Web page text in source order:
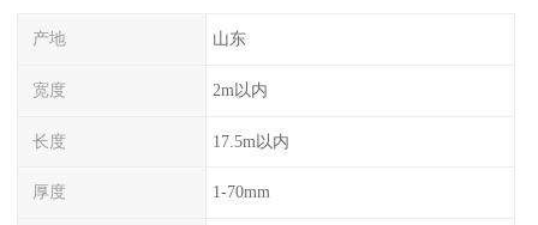
产地 山东
宽度 2m以内
长度 17.5m以内
厚度 1-70mm